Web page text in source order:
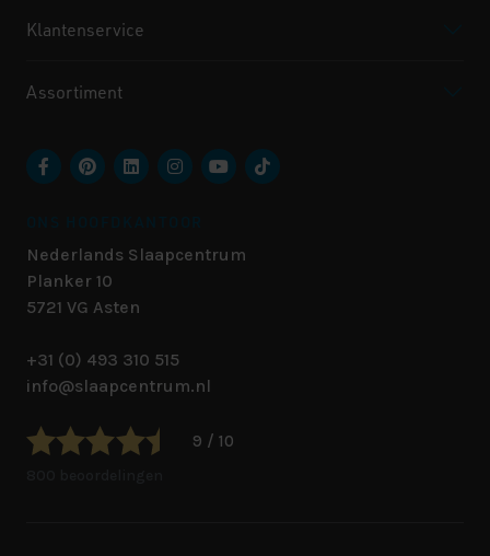
Klantenservice
Assortiment
Nederlands Slaapcentrum
Planker 10
5721 VG Asten
+31 (0) 493 310 515
info@slaapcentrum.nl
9 / 10